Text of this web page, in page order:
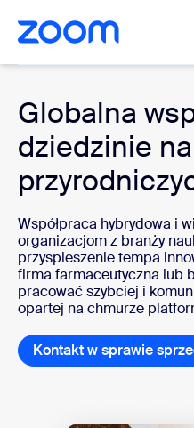
treści głównej
pomocy na czacie
Globalna
dziedzinie
Współpraca hybrydowa i
organizacjom z branży
przyspieszenie tempa
firma farmaceutyczna lub
pracować szybciej i
opartej na chmurze
Kontakt w sprawie